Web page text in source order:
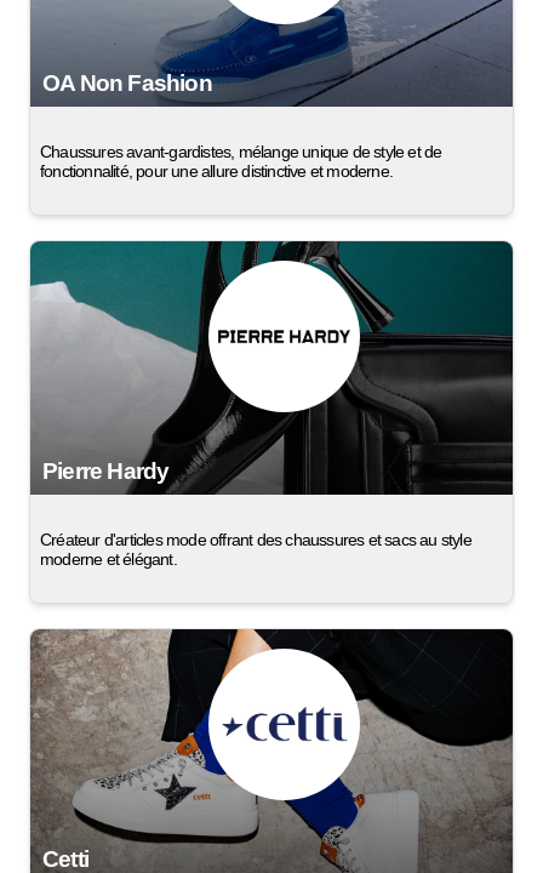
OA Non Fashion
Chaussures avant-gardistes, mélange unique de style et de
fonctionnalité, pour une allure distinctive et moderne.
Pierre Hardy
Créateur d'articles mode offrant des chaussures et sacs au style
moderne et élégant.
Cetti